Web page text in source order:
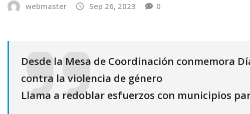
webmaster Sep 26, 2023 0
Desde la Mesa de Coordinación conmemora
contra la violencia de género
Llama a redoblar esfuerzos con municipios